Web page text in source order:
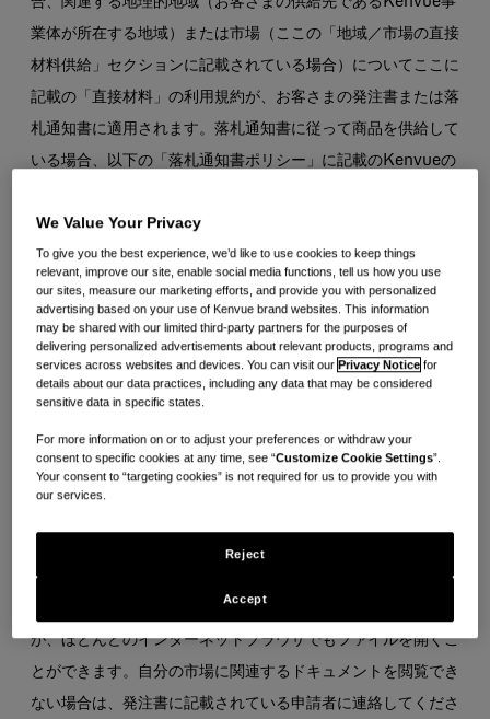
業体が所在する地域）または市場（ここの「地域／市場の直接
材料供給」セクションに記載されている場合）についてここに
記載の「直接材料」の利用規約が、お客さまの発注書または落
札通知書に適用されます。落札通知書に従って商品を供給して
いる場合、以下の「落札通知書ポリシー」に記載のKenvueの
一部を構成します。
ここに記載されていない市場（つまり、この条件が市場の言語
でまだ利用可能でない）に拠点を置くKenvue企業に、直接材
料以外のサービスまたは商品を提供している場合は、一般条件
の「グローバル」バージョンが適用されます。
ここに記載の一般利用規約は、各発注書（または落札通知書）
に組み込まれ、一般利用規約そのものに、より詳しく記載され
これらのドキュメントを表示するには、Adobe Acrobat また
はその他のソフトウェアをインストールする必要があります
が、ほとんどのインターネットブラウザでもファイルを開くこ
とができます。自分の市場に関連するドキュメントを閲覧でき
ない場合は、発注書に記載されている申請者に連絡してくださ
We Value Your Privacy
To give you the best experience, we’d like to use cookies to keep things
relevant, improve our site, enable social media functions, tell us how you use
our sites, measure our marketing efforts, and provide you with personalized
advertising based on your use of Kenvue brand websites. This information
may be shared with our limited third-party partners for the purposes of
delivering personalized advertisements about relevant products, programs and
services across websites and devices. You can visit ourPrivacy Notice for
details about our data practices, including any data that may be considered
sensitive data in specific states.
For more information on or to adjust your preferences or withdraw your
consent to specific cookies at any time, see “Customize Cookie Settings”.
Your consent to “targeting cookies” is not required for us to provide you with
our services.
Reject
Accept